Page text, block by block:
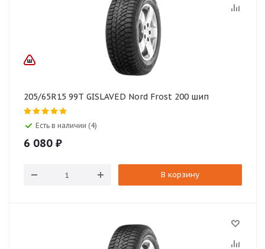
205/65R15 99T GISLAVED Nord Frost 200 шип
Есть в наличии (4)
6 080 ₽
В корзину